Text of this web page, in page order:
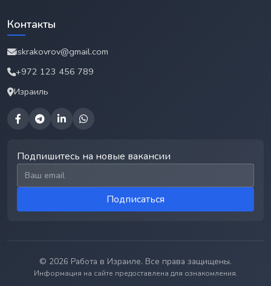
Контакты
iskrakovrov@gmail.com
+972 123 456 789
Израиль
Подпишитесь на новые вакансии
Email для подписки
Подписаться
© 2026 Работа в Израиле. Все права защищены.
Информация на сайте предоставлена для ознакомления.